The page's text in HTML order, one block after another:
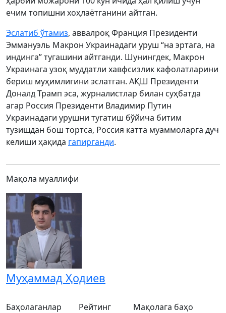
ечим топишни хоҳлаётганини айтган.
Эслатиб ўтамиз, аввалроқ Франция Президенти
Эммануэль Макрон Украинадаги уруш “на эртага, на
индинга” тугашини айтганди. Шунингдек, Макрон
Украинага узоқ муддатли хавфсизлик кафолатларини
бериш муҳимлигини эслатган. АҚШ Президенти
Доналд Трамп эса, журналистлар билан суҳбатда
агар Россия Президенти Владимир Путин
Украинадаги урушни тугатиш бўйича битим
тузишдан бош тортса, Россия катта муаммоларга дуч
келиши ҳақида гапирганди.
Мақола муаллифи
Муҳаммад Ҳодиев
Баҳолаганлар
Рейтинг
Мақолага баҳо